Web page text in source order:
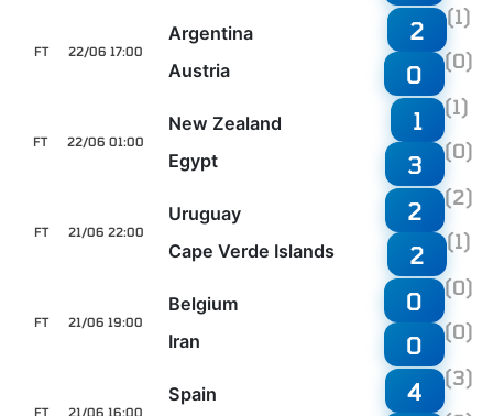
22/06 17:00
FT
Argentina
Austria
2 (1)
0 (0)
22/06 01:00
FT
New Zealand
Egypt
1 (1)
3 (0)
21/06 22:00
FT
Uruguay
Cape Verde Islands
2 (2)
2 (1)
21/06 19:00
FT
Belgium
Iran
0 (0)
0 (0)
21/06 16:00
FT
Spain 4
(3)